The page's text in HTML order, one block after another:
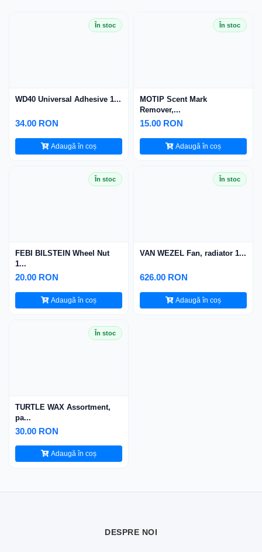
În stoc
WD40 Universal Adhesive 1...
34.00 RON
Adaugă în coș
În stoc
MOTIP Scent Mark
Remover,...
15.00 RON
Adaugă în coș
În stoc
FEBI BILSTEIN Wheel Nut
1...
20.00 RON
Adaugă în coș
În stoc
VAN WEZEL Fan, radiator 1...
626.00 RON
Adaugă în coș
În stoc
TURTLE WAX Assortment,
pa...
30.00 RON
Adaugă în coș
DESPRE NOI